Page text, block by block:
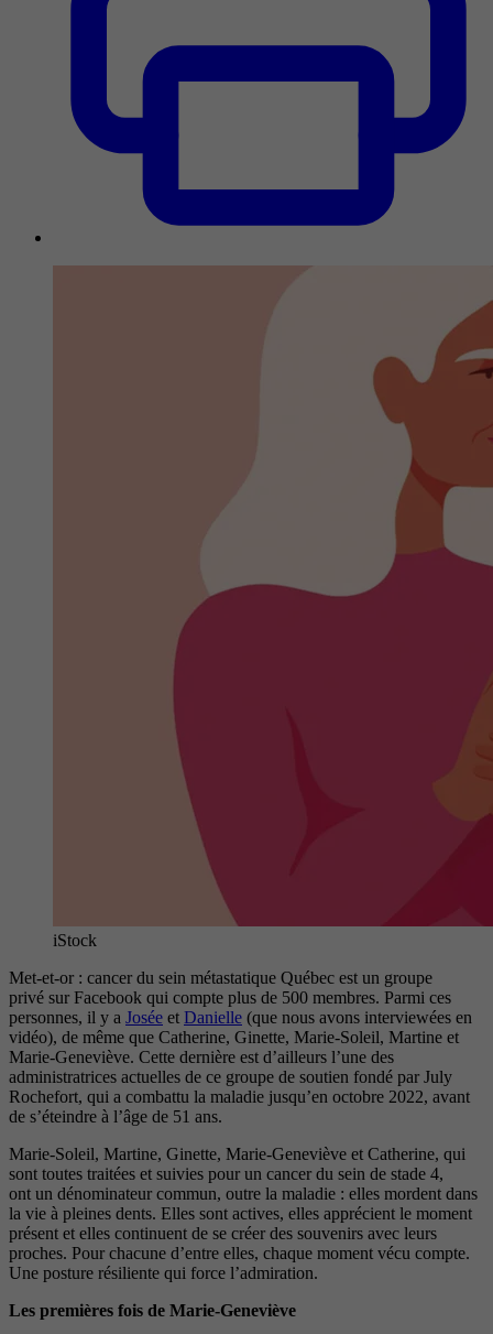
iStock
Met-et-or : cancer du sein métastatique Québec est un groupe
privé sur Facebook qui compte plus de 500 membres. Parmi ces
personnes, il y a Josée et Danielle (que nous avons interviewées en
vidéo), de même que Catherine, Ginette, Marie-Soleil, Martine et
Marie-Geneviève. Cette dernière est d’ailleurs l’une des
administratrices actuelles de ce groupe de soutien fondé par July
Rochefort, qui a combattu la maladie jusqu’en octobre 2022, avant
de s’éteindre à l’âge de 51 ans.
Marie-Soleil, Martine, Ginette, Marie-Geneviève et Catherine, qui
sont toutes traitées et suivies pour un cancer du sein de stade 4,
ont un dénominateur commun, outre la maladie : elles mordent dans
la vie à pleines dents. Elles sont actives, elles apprécient le moment
présent et elles continuent de se créer des souvenirs avec leurs
proches. Pour chacune d’entre elles, chaque moment vécu compte.
Une posture résiliente qui force l’admiration.
Les premières fois de Marie-Geneviève